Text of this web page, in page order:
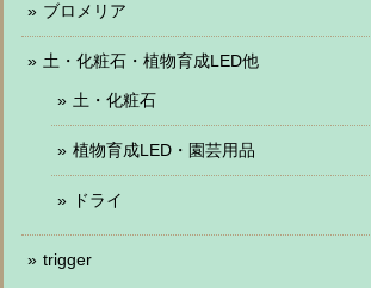
ブロメリア
土・化粧石・植物育成LED他
土・化粧石
植物育成LED・園芸用品
ドライ
trigger